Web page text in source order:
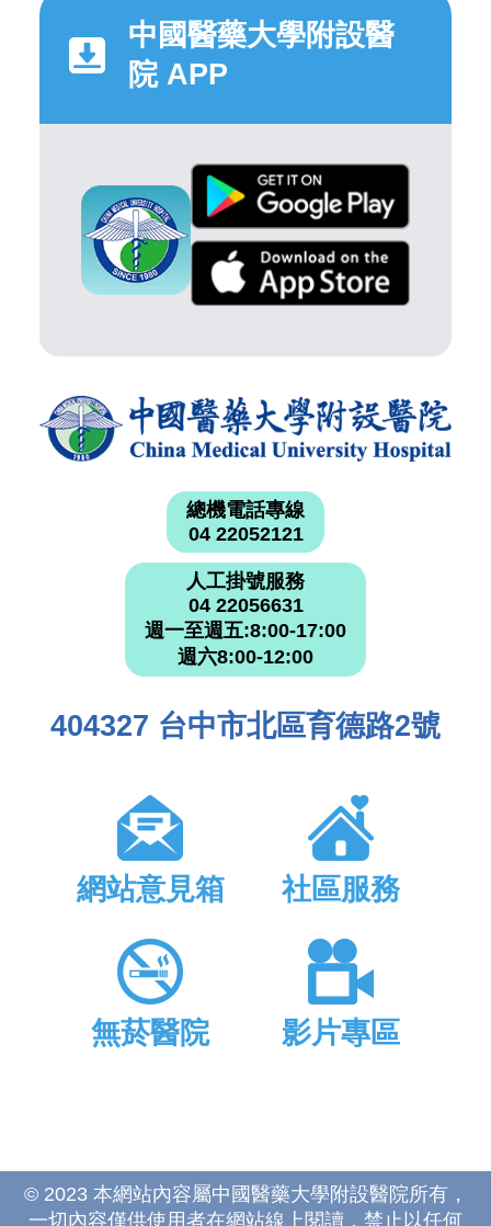
中國醫藥大學附設醫
院 APP
總機電話專線
04 22052121
人工掛號服務
04 22056631
週一至週五:8:00-17:00
週六8:00-12:00
404327 台中市北區育德路2號
網站意見箱 社區服務
無菸醫院 影片專區
© 2023 本網站內容屬中國醫藥大學附設醫院所有，
一切內容僅供使用者在網站線上閱讀，禁止以任何